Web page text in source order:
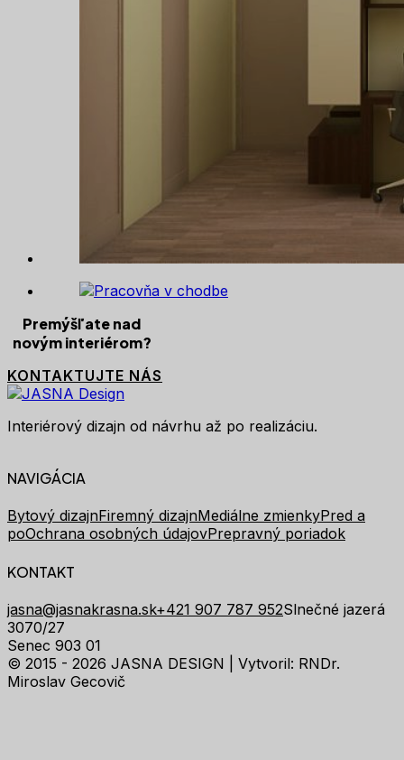
Premýšľate nad
novým interiérom?
KONTAKTUJTE NÁS
Interiérový dizajn od návrhu až po realizáciu.
NAVIGÁCIA
Bytový dizajnFiremný dizajnMediálne zmienkyPred a
poOchrana osobných údajovPrepravný poriadok
KONTAKT
jasna@jasnakrasna.sk+421 907 787 952Slnečné jazerá
3070/27
Senec 903 01
© 2015 - 2026 JASNA DESIGN | Vytvoril: RNDr.
Miroslav Gecovič